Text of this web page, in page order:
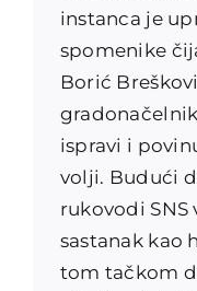
instanca je
spomenike
Borić
ispravi i
volji. Budući
rukovodi
sastanak kao
tom tačkom